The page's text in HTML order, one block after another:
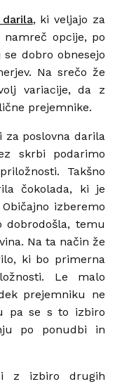
, ki veljajo za
opcije, po
dobro obnesejo
Na srečo že
variacije, da z
prejemnike.
poslovna darila
skrbi podarimo
Takšno
čokolada, ki je
izberemo
dobrodošla, temu
Na ta način že
ki bo primerna
Le malo
prejemniku ne
pa se s to izbiro
po ponudbi in
z izbiro drugih